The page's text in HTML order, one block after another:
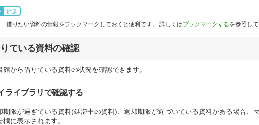
補足
借りたい資料の情報をブックマークしておくと便利です。 詳しくはブックマークするを参照して
ている資料の確認
館から借りている資料の状況を確認できます。
ライブラリで確認する
期限が過ぎている資料(延滞中の資料)、返却期限が近づいている資料がある場合、
欄に表示されます。